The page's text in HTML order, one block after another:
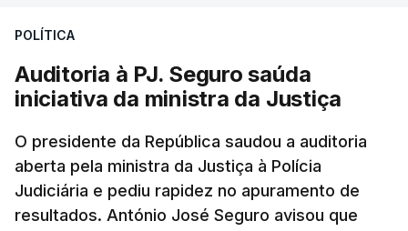
apreendido numa operação de droga.
POLÍTICA
Auditoria à PJ. Seguro saúda
iniciativa da ministra da Justiça
O presidente da República saudou a auditoria
aberta pela ministra da Justiça à Polícia
Judiciária e pediu rapidez no apuramento de
resultados. António José Seguro avisou que